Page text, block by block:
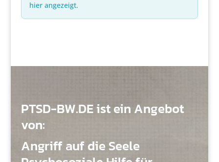
hier angezeigt.
PTSD-BW.DE ist ein Angebot
von:
Angriff auf die Seele